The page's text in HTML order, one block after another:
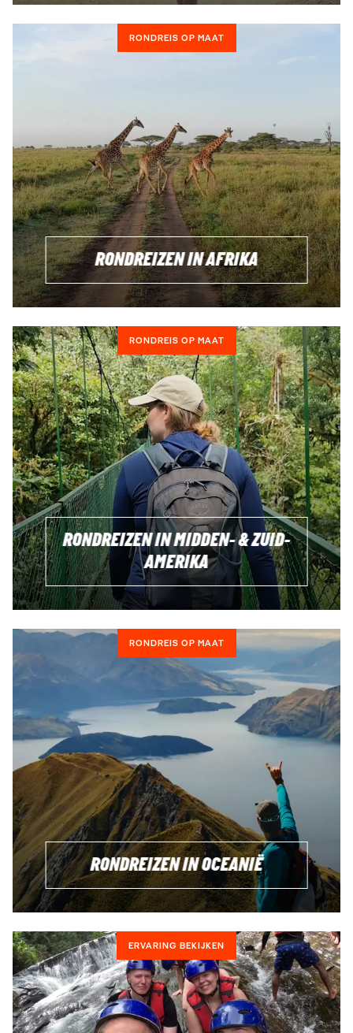
RONDREIS OP MAAT
RONDREIZEN IN AFRIKA
RONDREIS OP MAAT
RONDREIZEN IN MIDDEN- & ZUID-
AMERIKA
RONDREIS OP MAAT
RONDREIZEN IN OCEANIË
ERVARING BEKIJKEN